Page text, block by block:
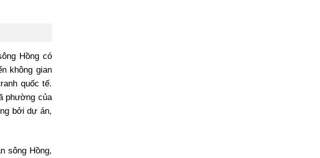
Hồng có
không gian
quốc tế.
phường của
bởi dự án,
sông Hồng,